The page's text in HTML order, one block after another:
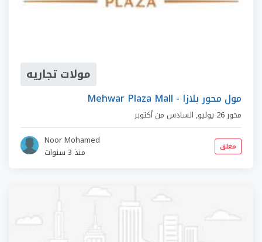
مولات تجاريه
Mehwar Plaza Mall - مول محور بلازا
محور 26 يوليو , السادس من أكتوبر
Noor Mohamed
منذ 3 سنوات
مغلق